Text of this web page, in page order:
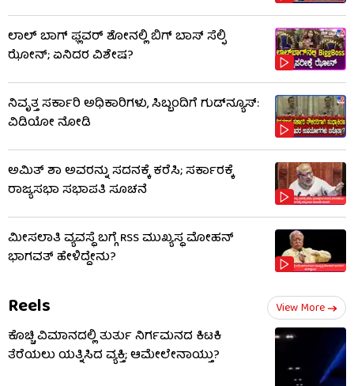
ಲಾಲ್ ಬಾಗ್ ಫ್ಲವರ್ ಶೋನಲ್ಲಿ ಬಿಗ್ ಬಾಸ್ ಸೆಲ್ಫಿ
ಝೋನ್; ಏನಿದರ ವಿಶೇಷ?
ನಿವೃತ್ತ ಸರ್ಕಾರಿ ಅಧಿಕಾರಿಗಳು, ಸಿಬ್ಬಂದಿಗೆ ಗುಡ್​ನ್ಯೂಸ್:
ವಿಡಿಯೋ ನೋಡಿ
ಅಮಿತ್ ಶಾ ಅವರನ್ನು ಸದನಕ್ಕೆ ಕರೆಸಿ; ಸರ್ಕಾರಕ್ಕೆ
ರಾಜ್ಯಸಭಾ ಸಭಾಪತಿ ಸೂಚನೆ
ಮೀಸಲಾತಿ ವ್ಯವಸ್ಥೆ ಬಗ್ಗೆ RSS​ ಮುಖ್ಯಸ್ಥ ಮೋಹನ್
ಭಾಗವತ್ ಹೇಳಿದ್ದೇನು?
Reels View More
ಕೊಚ್ಚಿ ವಿಮಾನದಲ್ಲಿ ತುರ್ತು ನಿರ್ಗಮನದ ಕಿಟಕಿ
ತೆರೆಯಲು ಯತ್ನಿಸಿದ ವ್ಯಕ್ತಿ; ಆಮೇಲೇನಾಯ್ತು?